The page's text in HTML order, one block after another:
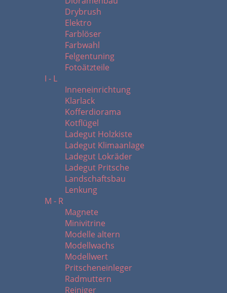
Drybrush
Elektro
Farblöser
Farbwahl
Felgentuning
Fotoätzteile
I - L
Inneneinrichtung
Klarlack
Kofferdiorama
Kotflügel
Ladegut Holzkiste
Ladegut Klimaanlage
Ladegut Lokräder
Ladegut Pritsche
Landschaftsbau
Lenkung
M - R
Magnete
Minivitrine
Modelle altern
Modellwachs
Modellwert
Pritscheneinleger
Radmuttern
Reiniger